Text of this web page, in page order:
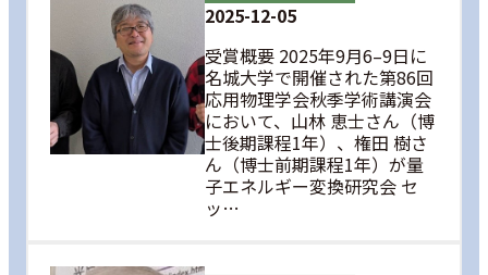
2025-12-05
受賞概要 2025年9月6–9日に
名城大学で開催された第86回
応用物理学会秋季学術講演会
において、山林 恵士さん（博
士後期課程1年）、権田 樹さ
ん（博士前期課程1年）が量
子エネルギー変換研究会 セ
ッ…